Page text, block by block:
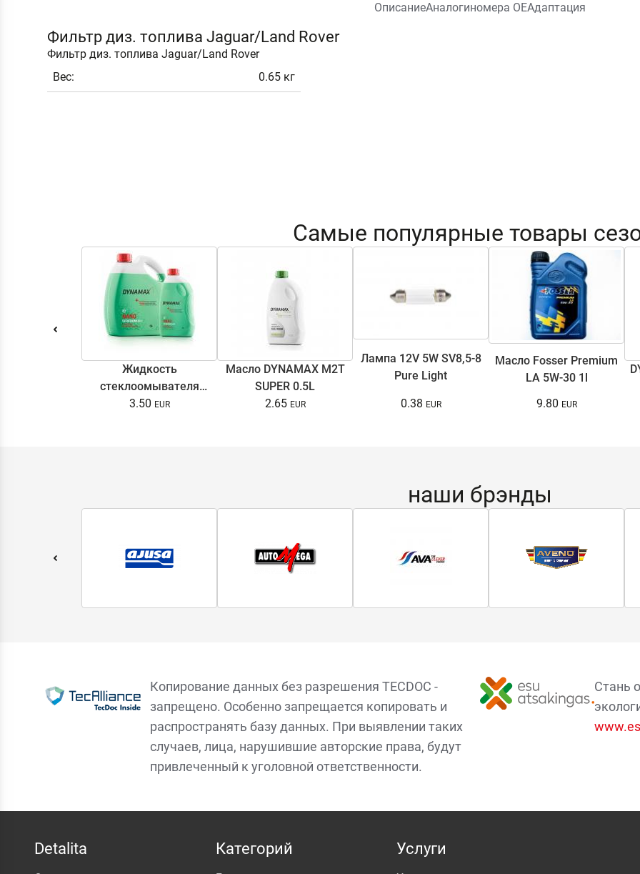
ОписаниеАналогиномера ОЕАдаптация
Фильтр диз. топлива Jaguar/Land Rover
Фильтр диз. топлива Jaguar/Land Rover
Вес:
0.65 кг
Самые популярные товары
Жидкость
стеклоомывателя
DYNAMAX SCREENWASH
3.50
Масло DYNAMAX M2T
SUPER 0.5L
2.65
Лампа 12V 5W SV8,5-8
Pure Light
0.38
Масло Fosser Premium
LA 5W-30 1l
9.80
наши брэнды
Копирование данных без разрешения TECDOC -
запрещено. Особенно запрещается копировать и
распространять базу данных. При выявлении таких
случаев, лица, нарушившие авторские права, будут
привлеченный к уголовной ответственности.
Стань
Detalita Категорий Услуги